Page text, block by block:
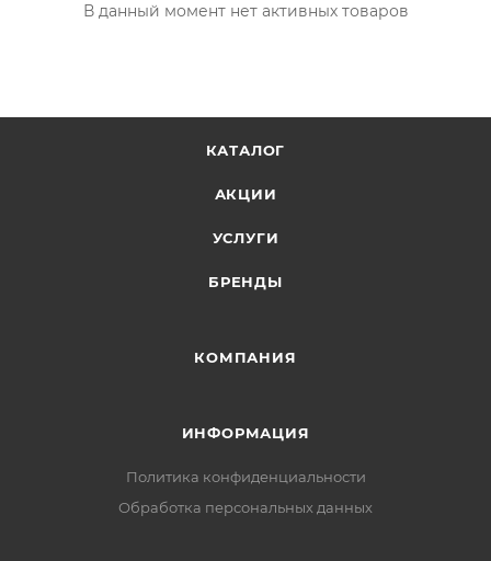
В данный момент нет активных товаров
КАТАЛОГ
АКЦИИ
УСЛУГИ
БРЕНДЫ
КОМПАНИЯ
ИНФОРМАЦИЯ
Политика конфиденциальности
Обработка персональных данных